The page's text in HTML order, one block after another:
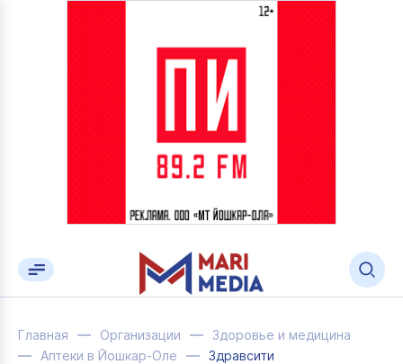
Главная Организации
Здоровье и медицина
Аптеки в Йошкар-Оле
Здравсити